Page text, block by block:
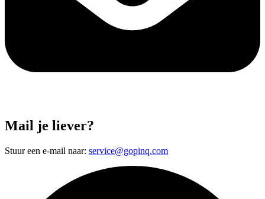
Mail je liever?
Stuur een e-mail naar: service@gopinq.com